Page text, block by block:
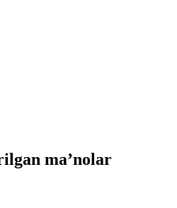
ma’nolar